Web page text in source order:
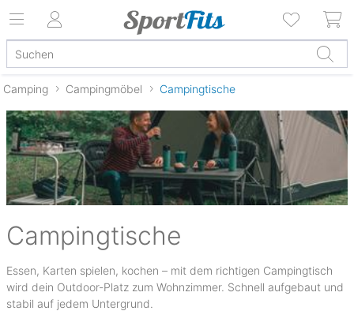
Camping Campingmöbel Campingtische
Campingtische
Essen, Karten spielen, kochen – mit dem richtigen Campingtisch
wird dein Outdoor-Platz zum Wohnzimmer. Schnell aufgebaut und
stabil auf jedem Untergrund.